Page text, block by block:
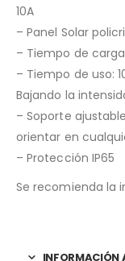
10A
– Panel Solar
– Tiempo de
– Tiempo de uso:
Bajando la
– Soporte
orientar en
– Protección IP65
Se recomienda la
INFORMACIÓN